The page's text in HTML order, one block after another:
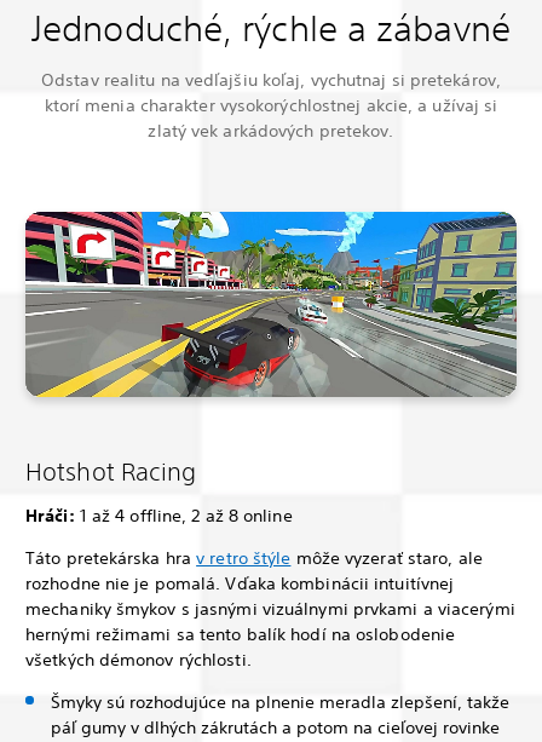
Jednoduché, rýchle a zábavné
Odstav realitu na vedľajšiu koľaj, vychutnaj si pretekárov,
ktorí menia charakter vysokorýchlostnej akcie, a užívaj si
zlatý vek arkádových pretekov.
Hotshot Racing
Hráči: 1 až 4 offline, 2 až 8 online
Táto pretekárska hrav retro štýle môže vyzerať staro, ale
rozhodne nie je pomalá. Vďaka kombinácii intuitívnej
mechaniky šmykov s jasnými vizuálnymi prvkami a viacerými
hernými režimami sa tento balík hodí na oslobodenie
všetkých démonov rýchlosti.
Šmyky sú rozhodujúce na plnenie meradla zlepšení, takže
páľ gumy v dlhých zákrutách a potom na cieľovej rovinke